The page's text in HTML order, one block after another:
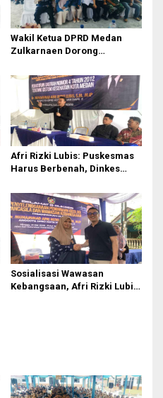
Wakil Ketua DPRD Medan
Zulkarnaen Dorong
Penguatan Nilai Pancasila di
Era Digital
Afri Rizki Lubis: Puskesmas
Harus Berbenah, Dinkes
Warga
Sosialisasi Wawasan
Kebangsaan, Afri Rizki Lubis